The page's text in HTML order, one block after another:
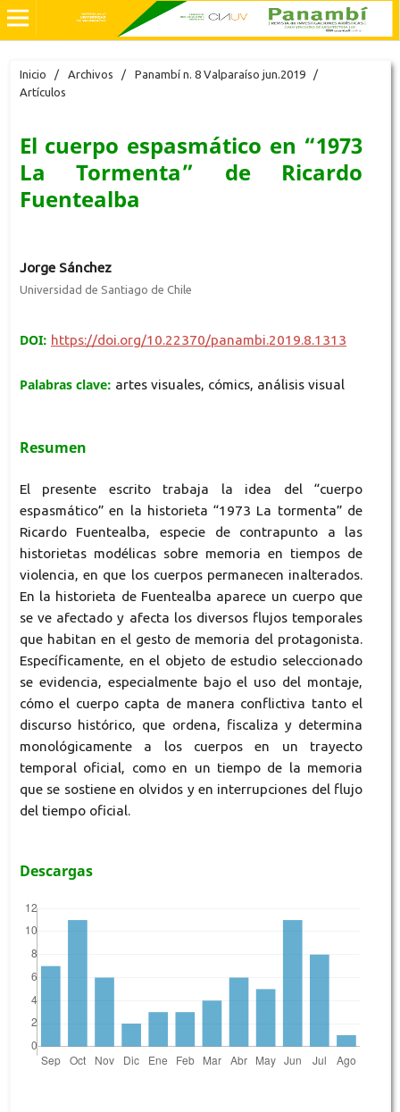
Inicio / Archivos / Panambí n. 8 Valparaíso jun.2019
/
Artículos
El cuerpo espasmático en “1973
La Tormenta” de Ricardo
Fuentealba
Jorge Sánchez
Universidad de Santiago de Chile
DOI: https://doi.org/10.22370/panambi.2019.8.1313
Palabras clave: artes visuales, cómics, análisis visual
Resumen
El presente escrito trabaja la idea del “cuerpo
espasmático” en la historieta “1973 La tormenta” de
Ricardo Fuentealba, especie de contrapunto a las
historietas modélicas sobre memoria en tiempos de
violencia, en que los cuerpos permanecen inalterados.
En la historieta de Fuentealba aparece un cuerpo que
se ve afectado y afecta los diversos flujos temporales
que habitan en el gesto de memoria del protagonista.
Específicamente, en el objeto de estudio seleccionado
se evidencia, especialmente bajo el uso del montaje,
cómo el cuerpo capta de manera conflictiva tanto el
discurso histórico, que ordena, fiscaliza y determina
monológicamente a los cuerpos en un trayecto
temporal oficial, como en un tiempo de la memoria
que se sostiene en olvidos y en interrupciones del flujo
del tiempo oficial.
Descargas